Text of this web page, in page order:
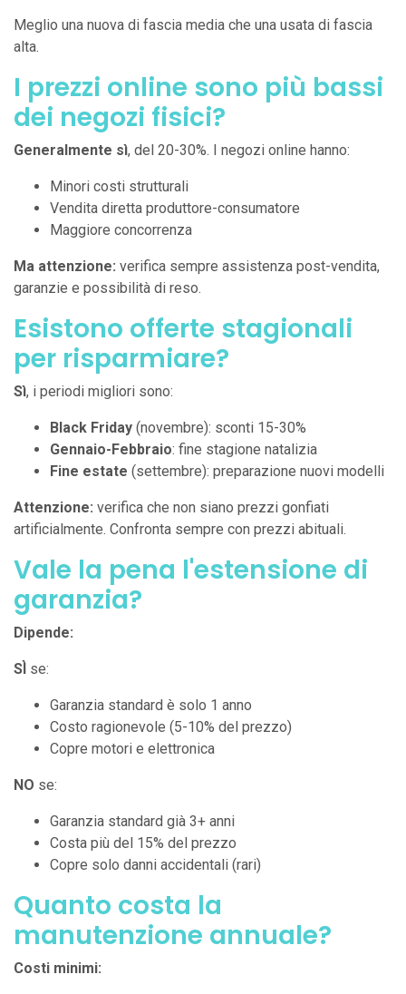
Meglio una nuova di fascia media che una usata di fascia
alta.
I prezzi online sono più bassi
dei negozi fisici?
Generalmente sì, del 20-30%. I negozi online hanno:
Minori costi strutturali
Vendita diretta produttore-consumatore
Maggiore concorrenza
Ma attenzione: verifica sempre assistenza post-vendita,
garanzie e possibilità di reso.
Esistono offerte stagionali
per risparmiare?
Sì, i periodi migliori sono:
Black Friday (novembre): sconti 15-30%
Gennaio-Febbraio: fine stagione natalizia
Fine estate (settembre): preparazione nuovi modelli
Attenzione: verifica che non siano prezzi gonfiati
artificialmente. Confronta sempre con prezzi abituali.
Vale la pena l'estensione di
garanzia?
Dipende:
SÌ se:
Garanzia standard è solo 1 anno
Costo ragionevole (5-10% del prezzo)
Copre motori e elettronica
NO se:
Garanzia standard già 3+ anni
Costa più del 15% del prezzo
Copre solo danni accidentali (rari)
Quanto costa la
manutenzione annuale?
Costi minimi: